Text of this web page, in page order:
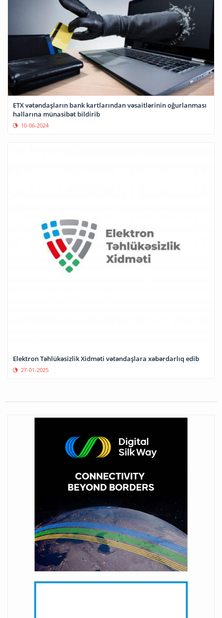
ETX vətəndaşların bank kartlarından vəsaitlərinin oğurlanması
hallarına münasibət bildirib
10-06-2024
Elektron Təhlükəsizlik Xidməti vətəndaşlara xəbərdarlıq edib
27-01-2025